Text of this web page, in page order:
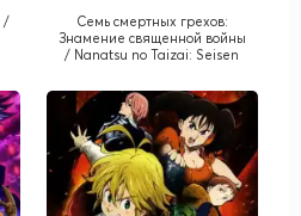
/
Семь смертных грехов:
Знамение священной войны
/ Nanatsu no Taizai: Seisen